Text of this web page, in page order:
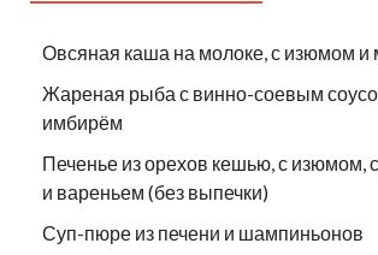
Овсяная каша на молоке, с изюмом и
Жареная рыба с винно-соевым
имбирём
Печенье из орехов кешью, с изюмом,
и вареньем (без выпечки)
Суп-пюре из печени и шампиньонов